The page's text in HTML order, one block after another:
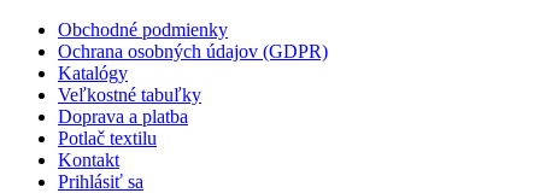
Obchodné podmienky
Ochrana osobných údajov (GDPR)
Katalógy
Veľkostné tabuľky
Doprava a platba
Potlač textilu
Kontakt
Prihlásiť sa